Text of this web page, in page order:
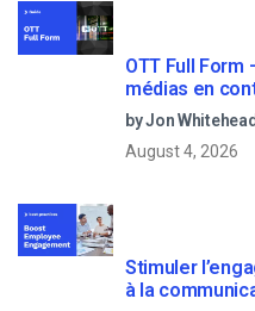
OTT Full Form
médias en
by Jon
August 4, 2026
Stimuler
à la